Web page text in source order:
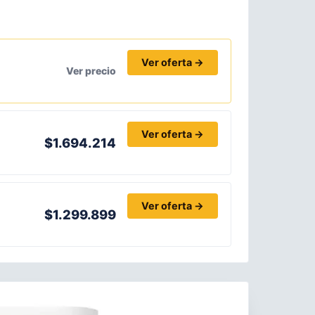
Ver precio
Ver oferta →
$1.694.214
Ver oferta →
$1.299.899
Ver oferta →